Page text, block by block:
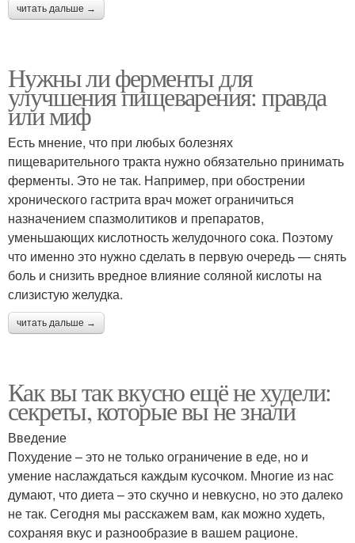
читать дальше →
Нужны ли ферменты для
улучшения пищеварения: правда
или миф
Есть мнение, что при любых болезнях
пищеварительного тракта нужно обязательно принимать
ферменты. Это не так. Например, при обострении
хронического гастрита врач может ограничиться
назначением спазмолитиков и препаратов,
уменьшающих кислотность желудочного сока. Поэтому
что именно это нужно сделать в первую очередь — снять
боль и снизить вредное влияние соляной кислоты на
слизистую желудка.
читать дальше →
Как вы так вкусно ещё не худели:
секреты, которые вы не знали
Введение
Похудение – это не только ограничение в еде, но и
умение наслаждаться каждым кусочком. Многие из нас
думают, что диета – это скучно и невкусно, но это далеко
не так. Сегодня мы расскажем вам, как можно худеть,
сохраняя вкус и разнообразие в вашем рационе.